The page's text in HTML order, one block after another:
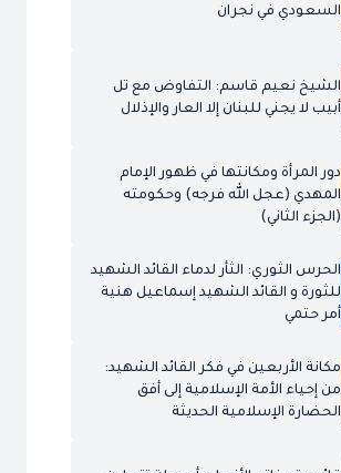
السعودي في نجران
الشيخ نعيم قاسم: التفاوض مع تل
أبيب لا يجني للبنان إلا العار والإذلال
دور المرأة ومكانتها في ظهور الإمام
المهدي (عجل الله فرجه) وحكومته
(الجزء الثاني)
الحرس الثوري: الثأر لدماء القائد الشهيد
للثورة و القائد الشهيد إسماعيل هنية
أمر حتمي
مكانة الأربعين في فكر القائد الشهيد:
من إحياء الأمة الإسلامية إلى أفق
الحضارة الإسلامية الحديثة